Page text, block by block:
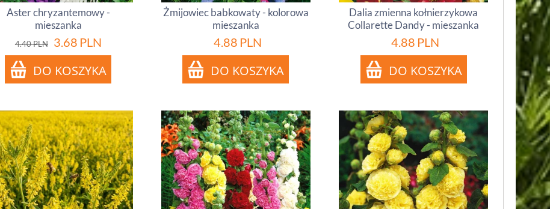
Aster chryzantemowy -
mieszanka
4.40PLN 3.68 PLN
Żmijowiec babkowaty - kolorowa
mieszanka
4.88 PLN
Dalia zmienna kołnierzykowa
Collarette Dandy - mieszanka
4.88 PLN